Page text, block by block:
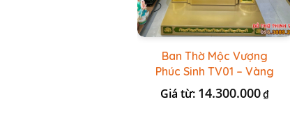
Ban Thờ Mộc Vượng
Phúc Sinh TV01 – Vàng
Kẻ Xanh Lá
Giá từ: 14.300.000₫